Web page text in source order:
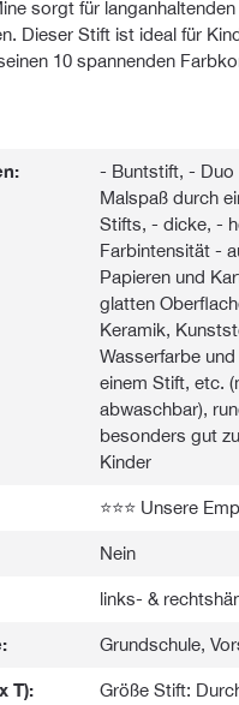
sorgt für
Dieser Stift ist ideal für
10 spannenden
- Buntstift, - Duo
Malspaß durch
Stifts, - dicke, -
Farbintensität -
Papieren und
glatten
Keramik,
Wasserfarbe
einem Stift, etc.
abwaschbar),
besonders gut
Kinder
⭐⭐⭐ Unsere
Nein
links- &
Grundschule,
T):
Größe Stift: